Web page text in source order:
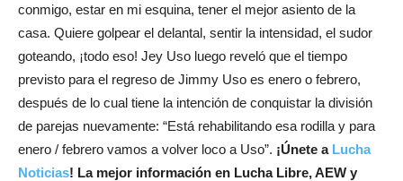
conmigo, estar en mi esquina, tener el mejor asiento de la
casa. Quiere golpear el delantal, sentir la intensidad, el sudor
goteando, ¡todo eso! Jey Uso luego reveló que el tiempo
previsto para el regreso de Jimmy Uso es enero o febrero,
después de lo cual tiene la intención de conquistar la división
de parejas nuevamente: “Está rehabilitando esa rodilla y para
enero / febrero vamos a volver loco a Uso”. ¡Únete a Lucha
Noticias! La mejor información en Lucha Libre, AEW y